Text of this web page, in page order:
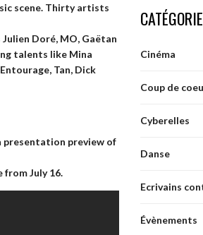
scene. Thirty artists
Julien Doré, MO, Gaëtan
talents like Mina
Tan, Dick
presentation preview of
fromJuly 16.
Cinéma
Coup de
Cyberelles
Danse
Ecrivains
Évènements